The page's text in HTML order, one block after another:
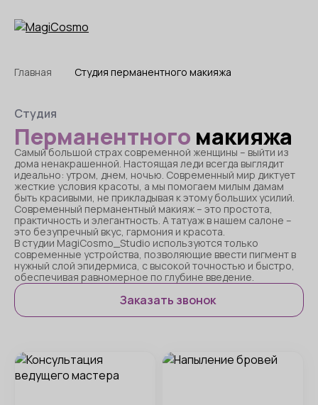
Главная Студия перманентного макияжа
Студия
Перманентного макияжа
Самый большой страх современной женщины – выйти из
дома ненакрашенной. Настоящая леди всегда выглядит
идеально: утром, днем, ночью. Современный мир диктует
жесткие условия красоты, а мы помогаем милым дамам
быть красивыми, не прикладывая к этому больших усилий.
Современный перманентный макияж – это простота,
практичность и элегантность. А татуаж в нашем салоне –
это безупречный вкус, гармония и красота.
В студии MagiCosmo_Studio используются только
современные устройства, позволяющие ввести пигмент в
нужный слой эпидермиса, с высокой точностью и быстро,
обеспечивая равномерное по глубине введение.
Заказать звонок